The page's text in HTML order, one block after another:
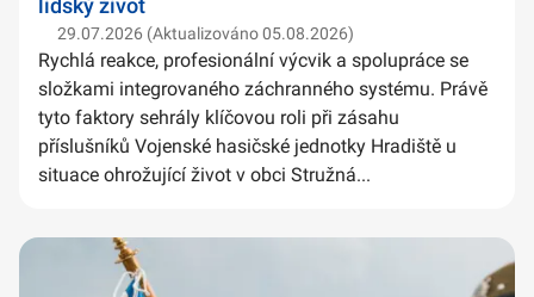
lidský život
29.07.2026 (Aktualizováno 05.08.2026)
Rychlá reakce, profesionální výcvik a spolupráce se
složkami integrovaného záchranného systému. Právě
tyto faktory sehrály klíčovou roli při zásahu
příslušníků Vojenské hasičské jednotky Hradiště u
situace ohrožující život v obci Stružná...